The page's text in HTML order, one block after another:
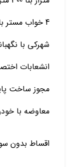
4 خواب مستر با کمد دیواری
شهرکی با
انشعابات
مجوز ساخت
معاوضه با
اقساط بدون